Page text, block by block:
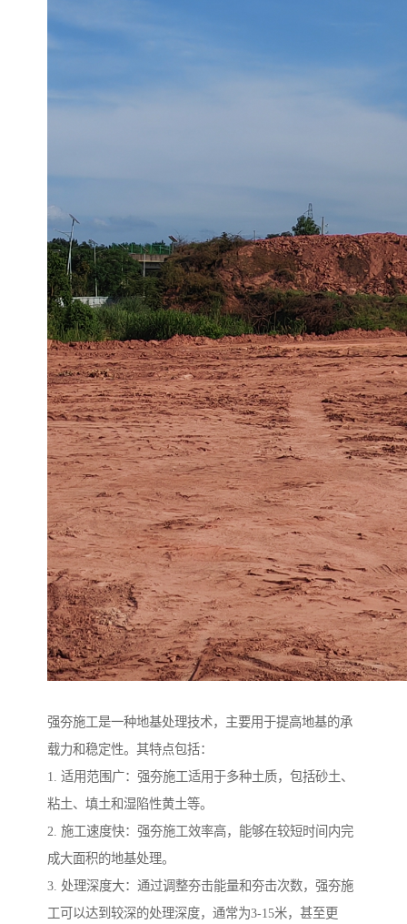
强夯施工是一种地基处理技术，主要用于提高地基的承
载力和稳定性。其特点包括：
1. 适用范围广：强夯施工适用于多种土质，包括砂土、
粘土、填土和湿陷性黄土等。
2. 施工速度快：强夯施工效率高，能够在较短时间内完
成大面积的地基处理。
3. 处理深度大：通过调整夯击能量和夯击次数，强夯施
工可以达到较深的处理深度，通常为3-15米，甚至更